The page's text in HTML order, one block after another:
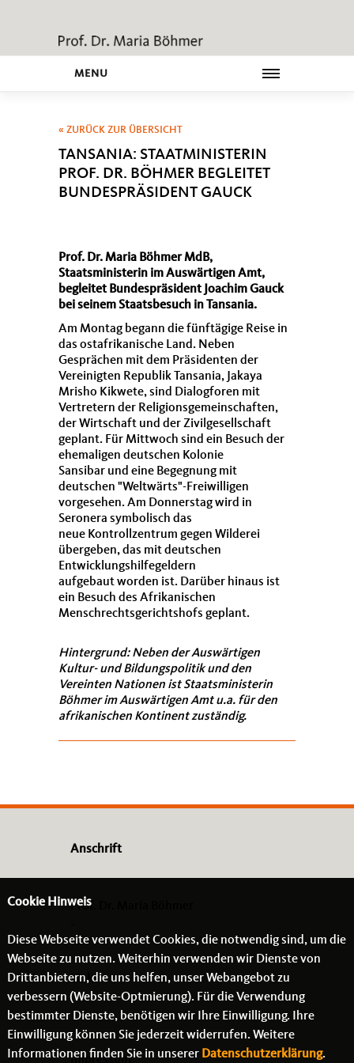
MENU
« ZURÜCK ZUR ÜBERSICHT
TANSANIA: STAATMINISTERIN
PROF. DR. BÖHMER BEGLEITET
BUNDESPRÄSIDENT GAUCK
Prof. Dr. Maria Böhmer MdB,
Staatsministerin im Auswärtigen Amt,
begleitet Bundespräsident Joachim Gauck
bei seinem Staatsbesuch in Tansania.
Am Montag begann die fünftägige Reise in
das ostafrikanische Land. Neben
Gesprächen mit dem Präsidenten der
Vereinigten Republik Tansania, Jakaya
Mrisho Kikwete, sind Dialogforen mit
Vertretern der Religionsgemeinschaften,
der Wirtschaft und der Zivilgesellschaft
geplant. Für Mittwoch sind ein Besuch der
ehemaligen deutschen Kolonie
Sansibar und eine Begegnung mit
deutschen "Weltwärts"-Freiwilligen
vorgesehen. Am Donnerstag wird in
Seronera symbolisch das
neue Kontrollzentrum gegen Wilderei
übergeben, das mit deutschen
Entwicklungshilfegeldern
aufgebaut worden ist. Darüber hinaus ist
ein Besuch des Afrikanischen
Menschrechtsgerichtshofs geplant.
Hintergrund: Neben der Auswärtigen
Kultur- und Bildungspolitik und den
Vereinten Nationen ist Staatsministerin
Böhmer im Auswärtigen Amt u.a. für den
afrikanischen Kontinent zuständig.
Anschrift
Prof. Dr. Maria Böhmer
- -
Links
Impressum
Cookie Hinweis
Diese Webseite verwendet Cookies, die notwendig sind, um die
Webseite zu nutzen. Weiterhin verwenden wir Dienste von
Drittanbietern, die uns helfen, unser Webangebot zu
verbessern (Website-Optmierung). Für die Verwendung
bestimmter Dienste, benötigen wir Ihre Einwilligung. Ihre
Einwilligung können Sie jederzeit widerrufen. Weitere
Informationen finden Sie in unserer Datenschutzerklärung.